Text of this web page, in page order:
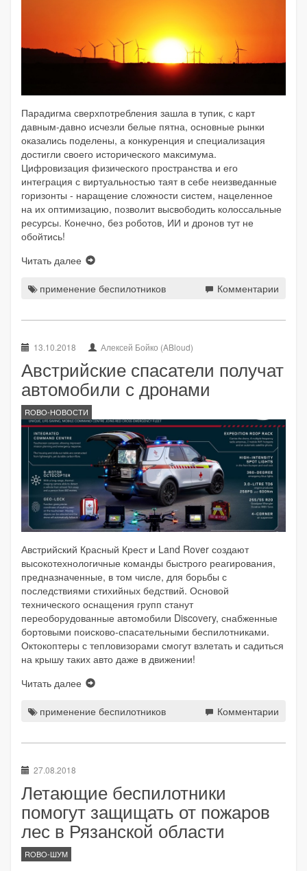
Парадигма сверхпотребления зашла в тупик, с карт
давным-давно исчезли белые пятна, основные рынки
оказались поделены, а конкуренция и специализация
достигли своего исторического максимума.
Цифровизация физического пространства и его
интеграция с виртуальностью таят в себе неизведанные
горизонты - наращение сложности систем, нацеленное
на их оптимизацию, позволит высвободить колоссальные
ресурсы. Конечно, без роботов, ИИ и дронов тут не
обойтись!
Читать далее
применение беспилотников Комментарии
13.10.2018 Алексей Бойко (ABloud)
Австрийские спасатели получат
автомобили с дронами
ROBO-НОВОСТИ
Австрийский Красный Крест и Land Rover создают
высокотехнологичные команды быстрого реагирования,
предназначенные, в том числе, для борьбы с
последствиями стихийных бедствий. Основой
технического оснащения групп станут
переоборудованные автомобили Discovery, снабженные
бортовыми поисково-спасательными беспилотниками.
Октокоптеры с тепловизорами смогут взлетать и садиться
на крышу таких авто даже в движении!
Читать далее
применение беспилотников Комментарии
27.08.2018
Летающие беспилотники
помогут защищать от пожаров
лес в Рязанской области
ROBO-ШУМ